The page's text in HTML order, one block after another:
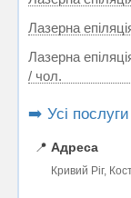
Лазерна
Лазерна
/ чол.
➡️ Усі
📍 Адреса
Кривий Ріг,